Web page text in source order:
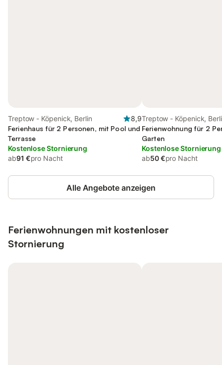
Treptow - Köpenick, Berlin
8,9
Ferienhaus für 2 Personen, mit Pool und
Terrasse
Kostenlose Stornierung
ab91 €pro Nacht
Treptow - Köpenick,
Ferienwohnung für 2
Garten
Kostenlose Stornierung
ab50 €pro Nacht
Alle Angebote anzeigen
Ferienwohnungen mit kostenloser
Stornierung